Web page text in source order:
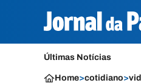
Últimas Notícias
Home>cotidiano>